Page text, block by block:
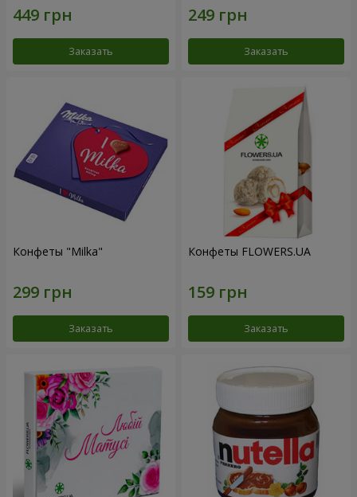
Заказать Заказать
Конфеты "Milka"
Заказать
Конфеты FLOWERS.UA
Заказать